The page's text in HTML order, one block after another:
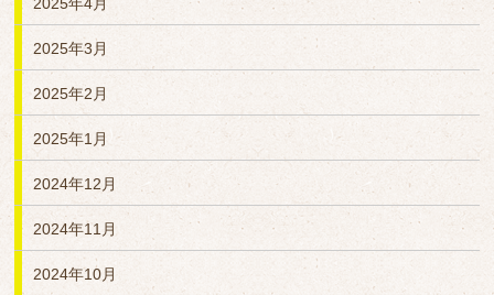
2025年3月
2025年2月
2025年1月
2024年12月
2024年11月
2024年10月